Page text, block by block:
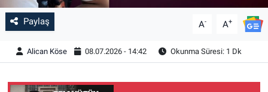
Paylaş A- A+
Alican Köse 08.07.2026 - 14:42 Okunma Süresi: 1 Dk